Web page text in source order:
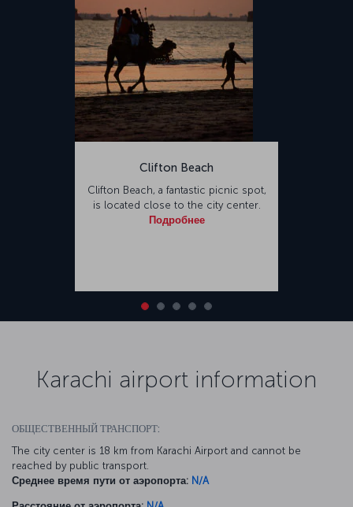
Clifton Beach
Clifton Beach, a fantastic picnic spot,
is located close to the city center.
Подробнее
Karachi airport information
ОБЩЕСТВЕННЫЙ ТРАНСПОРТ:
The city center is 18 km from Karachi Airport and cannot be
reached by public transport.
Среднее время пути от аэропорта: N/A